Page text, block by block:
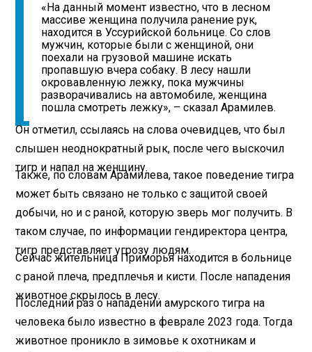
«На данный момент известно, что в лесном
массиве женщина получила ранение рук,
находится в Уссурийской больнице. Со слов
мужчин, которые были с женщиной, они
поехали на грузовой машине искать
пропавшую вчера собаку. В лесу нашли
окровавленную лежку, пока мужчины
разворачивались на автомобиле, женщина
пошла смотреть лежку», – сказал Арамилев.
Он отметил, ссылаясь на слова очевидцев, что был
слышен неоднократный рык, после чего выскочил
тигр и напал на женщину.
Также, по словам Арамилева, такое поведение тигра
может быть связано не только с защитой своей
добычи, но и с раной, которую зверь мог получить. В
таком случае, по информации гендиректора центра,
тигр представляет угрозу людям.
Сейчас жительница Приморья находится в больнице
с раной плеча, предплечья и кисти. После нападения
животное скрылось в лесу.
Последний раз о нападении амурского тигра на
человека было известно в феврале 2023 года. Тогда
животное проникло в зимовье к охотникам и